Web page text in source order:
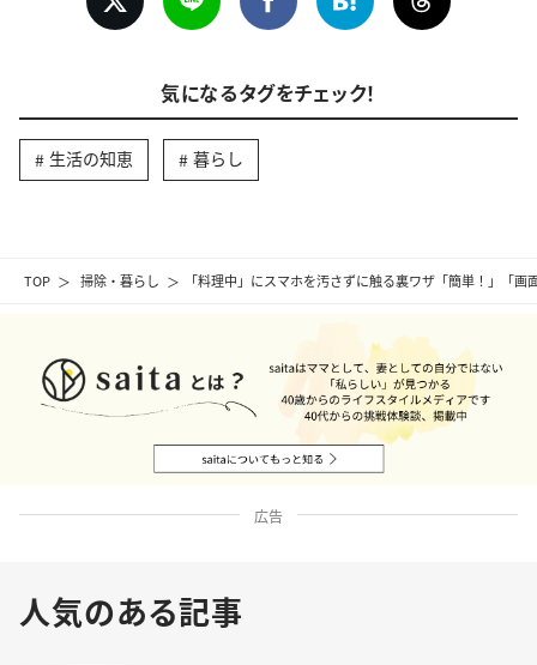
TOP 掃除・暮らし 「料理中」にスマホを汚さずに触る裏ワザ「簡単！」「
気になるタグをチェック！
生活の知恵 暮らし
広告
人気のある記事